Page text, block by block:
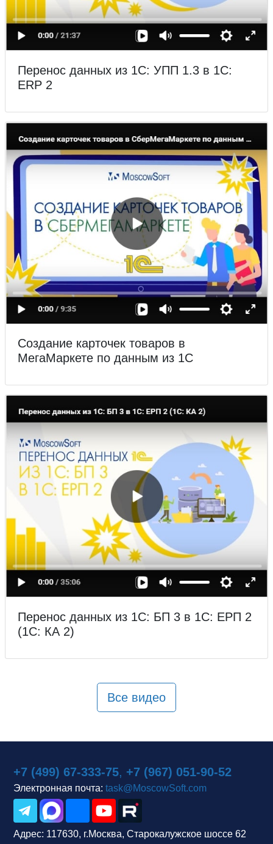
Перенос данных из 1С: УПП 1.3 в 1С:
ERP 2
Создание карточек товаров в
МегаМаркете по данным из 1С
Перенос данных из 1С: БП 3 в 1С: ЕРП 2
(1С: КА 2)
Все видео
+7 (499) 67-333-75, +7 (967) 051-90-52
Электронная почта: task@MoscowSoft.com
Адрес: 117630, г.Москва, Старокалужское шоссе 62